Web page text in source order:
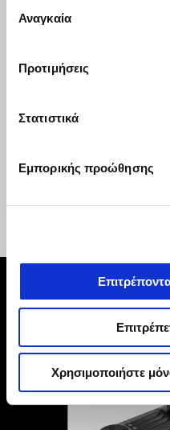
συγκατάθεσης
Αναγκαία
Προτιμήσεις
Στατιστικά
Εμπορικής προώθησης
Χρησιμοποιήστε
ΔΕΣ